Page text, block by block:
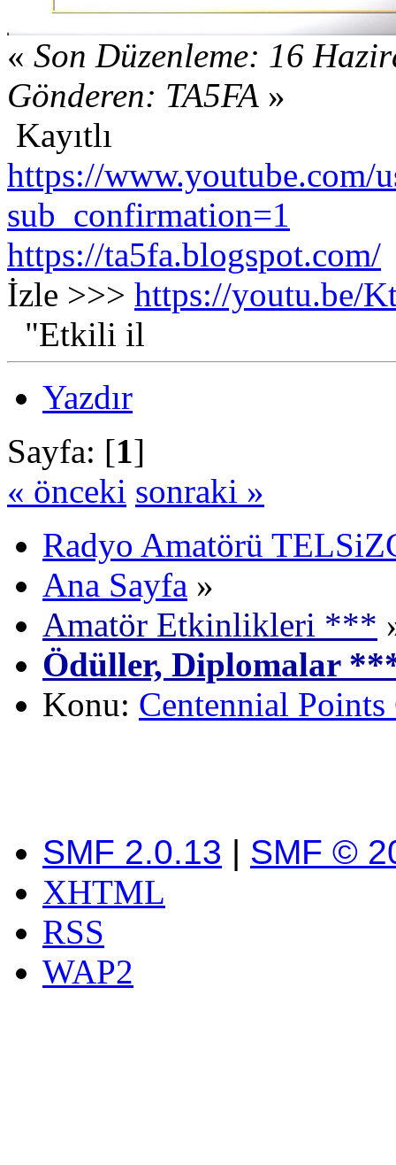
« Son Düzenleme: 16
Gönderen: TA5FA »
Kayıtlı
https://www.youtube.com/
sub_confirmation=1
https://ta5fa.blogspot.com/
İzle >>> https://youtu.be/
"Etkili il
Yazdır
Sayfa: [1]
« önceki sonraki »
Radyo Amatörü
Ana Sayfa »
Amatör Etkinlikleri ***
Ödüller, Diplomalar
Konu: Centennial
SMF 2.0.13 | SMF ©
XHTML
RSS
WAP2